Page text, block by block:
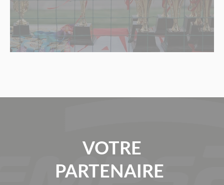
VOTRE
PARTENAIRE